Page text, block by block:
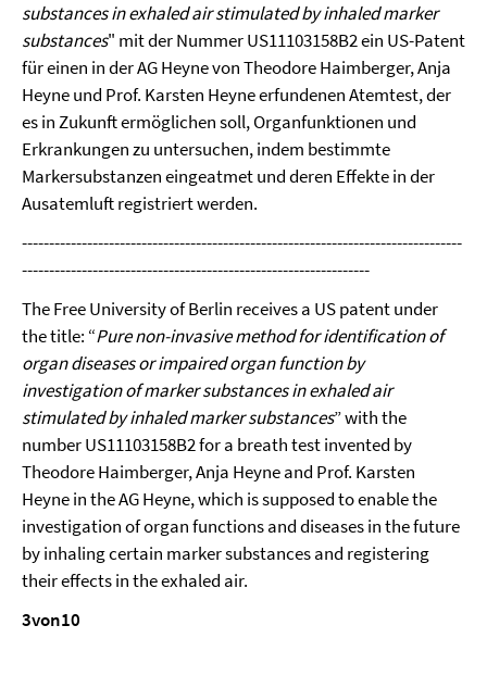
substances in exhaled air stimulated by inhaled marker
substances" mit der Nummer US11103158B2 ein US-Patent
für einen in der AG Heyne von Theodore Haimberger, Anja
Heyne und Prof. Karsten Heyne erfundenen Atemtest, der
es in Zukunft ermöglichen soll, Organfunktionen und
Erkrankungen zu untersuchen, indem bestimmte
Markersubstanzen eingeatmet und deren Effekte in der
Ausatemluft registriert werden.
---------------------------------------------------------------------------------
----------------------------------------------------------------
The Free University of Berlin receives a US patent under
the title: “Pure non-invasive method for identification of
organ diseases or impaired organ function by
investigation of marker substances in exhaled air
stimulated by inhaled marker substances” with the
number US11103158B2 for a breath test invented by
Theodore Haimberger, Anja Heyne and Prof. Karsten
Heyne in the AG Heyne, which is supposed to enable the
investigation of organ functions and diseases in the future
by inhaling certain marker substances and registering
their effects in the exhaled air.
3von10